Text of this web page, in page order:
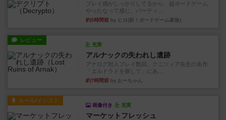
プレイ感がしっかりしてるから、超ボードゲーム
やったなって感じ。パーティ...
約5時間前 by ヒロ(新！ボードゲーム家族)
レビュー
充実
アルナックの失われし遺跡
アナログ対人プレイ数回。クニツィア先生の名作
「エルドラドを探して」にあ...
約7時間前 by おーちゃん
ルール/インスト
画像付き 充実
マーケットフレッシュ